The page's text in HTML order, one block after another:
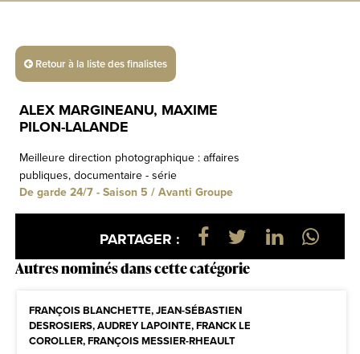
Retour à la liste des finalistes
ALEX MARGINEANU, MAXIME
PILON-LALANDE
Meilleure direction photographique : affaires
publiques, documentaire - série
De garde 24/7 - Saison 5 / Avanti Groupe
PARTAGER :
Autres nominés dans cette catégorie
FRANÇOIS BLANCHETTE, JEAN-SÉBASTIEN
DESROSIERS, AUDREY LAPOINTE, FRANCK LE
COROLLER, FRANÇOIS MESSIER-RHEAULT